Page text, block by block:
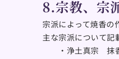
8.宗教、宗
宗派によって焼香の
主な宗派について記
・浄土真宗　抹香